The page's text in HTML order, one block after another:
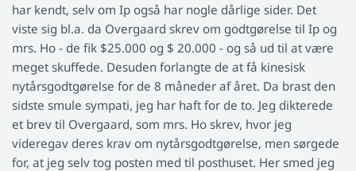
har kendt, selv om Ip også har nogle dårlige sider. Det
viste sig bl.a. da Overgaard skrev om godtgørelse til Ip og
mrs. Ho - de fik $25.000 og $ 20.000 - og så ud til at være
meget skuffede. Desuden forlangte de at få kinesisk
nytårsgodtgørelse for de 8 måneder af året. Da brast den
sidste smule sympati, jeg har haft for de to. Jeg dikterede
et brev til Overgaard, som mrs. Ho skrev, hvor jeg
videregav deres krav om nytårsgodtgørelse, men sørgede
for, at jeg selv tog posten med til posthuset. Her smed jeg